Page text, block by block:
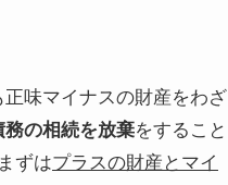
味マイナスの財産をわざ
の相続を放棄をすること
ずはプラスの財産とマイ